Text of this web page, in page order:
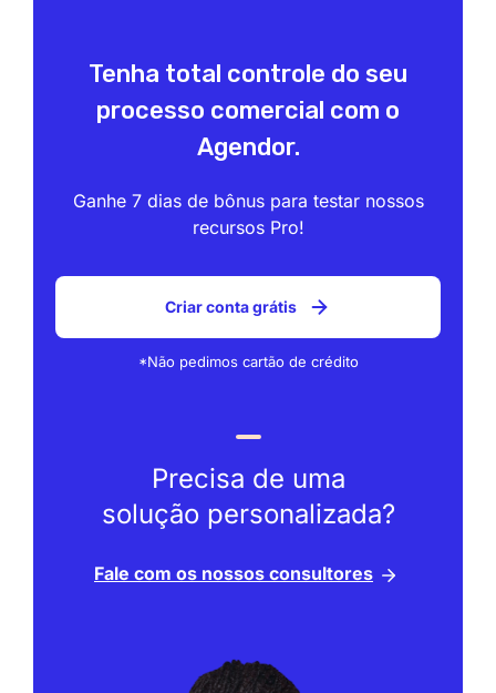
Tenha total controle do seu
processo comercial com o
Agendor.
Ganhe 7 dias de bônus para testar nossos
recursos Pro!
Criar conta grátis
*Não pedimos cartão de crédito
Precisa de uma
solução personalizada?
Fale com os nossos consultores